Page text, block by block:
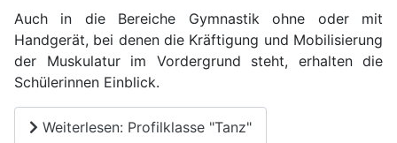
Auch in die Bereiche Gymnastik ohne oder mit
Handgerät, bei denen die Kräftigung und Mobilisierung
der Muskulatur im Vordergrund steht, erhalten die
Schülerinnen Einblick.
Weiterlesen: Profilklasse "Tanz"